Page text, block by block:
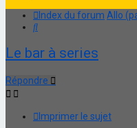
Index du forum Allo
Rechercher
Le bar à series
Répondre
Imprimer le sujet